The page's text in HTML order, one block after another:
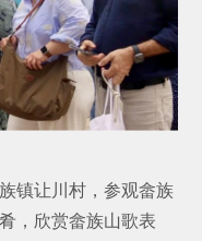
镇让川村，参观畲族
，欣赏畲族山歌表